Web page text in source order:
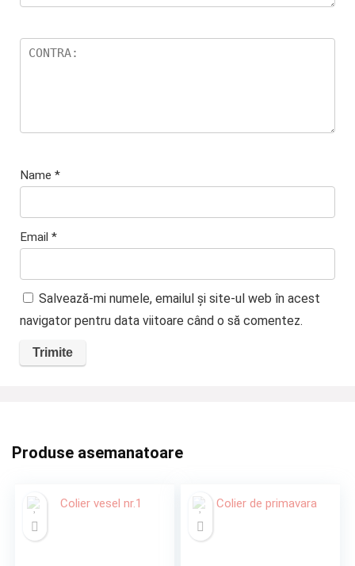
Name *
Email *
Salvează-mi numele, emailul și site-ul web în acest
navigator pentru data viitoare când o să comentez.
Produse asemanatoare